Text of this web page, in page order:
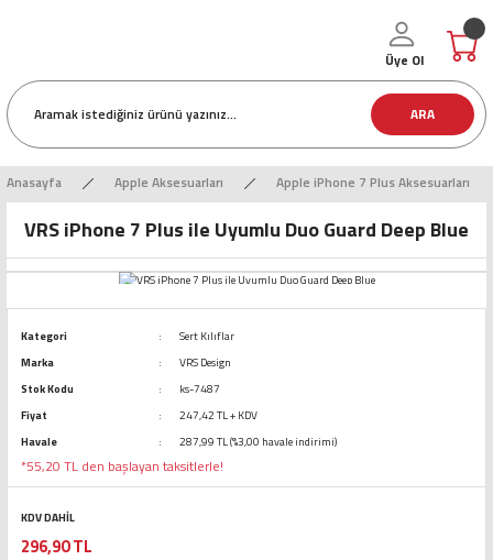
ARA
Üye Ol
Anasayfa Apple Aksesuarları Apple iPhone 7 Plus Aksesuarları
VRS iPhone 7 Plus ile Uyumlu Duo Guard Deep Blue
Kategori
Sert Kılıflar
Marka
VRS Design
Stok Kodu
ks-7487
Fiyat
247,42 TL + KDV
Havale
287,99 TL (%3,00 havale indirimi)
*55,20 TL den başlayan taksitlerle!
KDV DAHİL
296,90 TL